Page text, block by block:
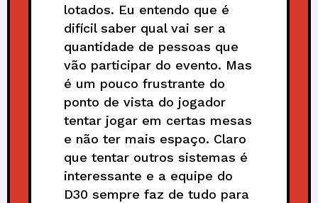
lotados. Eu entendo que é
difícil saber qual vai ser a
quantidade de pessoas que
vão participar do evento. Mas
é um pouco frustrante do
ponto de vista do jogador
tentar jogar em certas mesas
e não ter mais espaço. Claro
que tentar outros sistemas é
interessante e a equipe do
D30 sempre faz de tudo para